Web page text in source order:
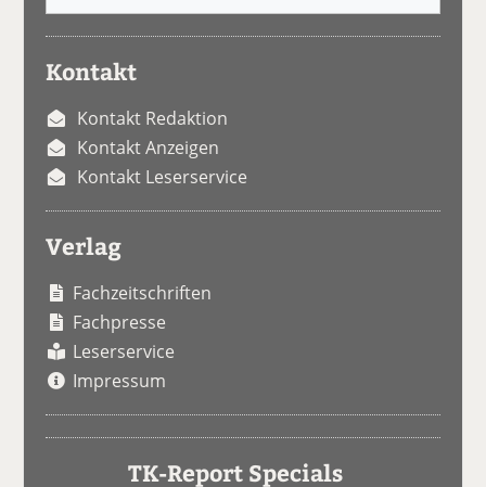
Kontakt
Kontakt Redaktion
Kontakt Anzeigen
Kontakt Leserservice
Verlag
Fachzeitschriften
Fachpresse
Leserservice
Impressum
TK-Report Specials